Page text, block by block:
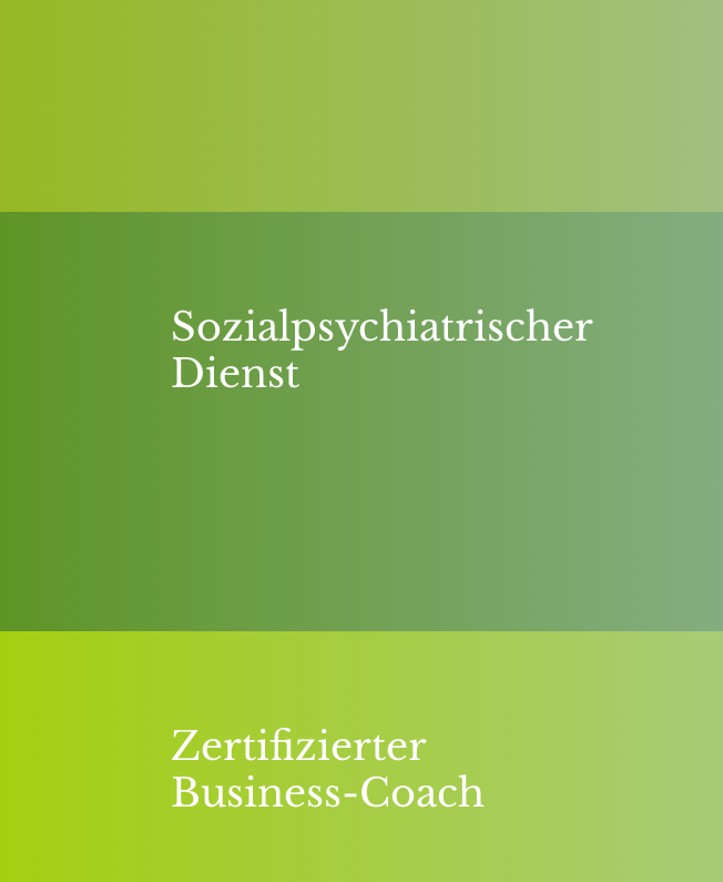
Sozialpsychiatrischer
Dienst
Zertifizierter
Business-Coach